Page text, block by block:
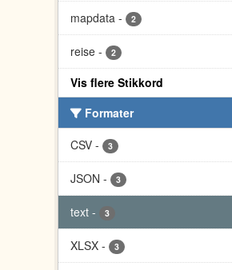
mapdata - 2
reise - 2
Vis flere Stikkord
Formater
CSV - 3
JSON - 3
text - 3
XLSX - 3